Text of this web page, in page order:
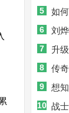
5
如
龙？
6
刘
射击类
7 升
8 传
9
想
成吗？
10 战